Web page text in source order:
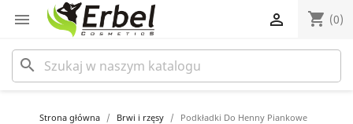
 shopping_cart (0)

search
Strona główna Brwi i rzęsy
Podkładki Do Henny Piankowe